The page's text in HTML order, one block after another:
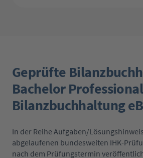
Geprüfte
Bachelor
Bilanzbuchhaltung
In der Reihe Aufgaben/
abgelaufenen bundesweiten IHK-
nach dem Prüfungstermin